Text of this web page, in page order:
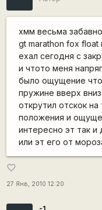
хмм весьма забавно
gt marathon fox float
ехал сегодня с
и чтото меня
было ощущение что
пружине вверх вниз
открутил отскок
положения и
интересно эт так
или эт его от
favorite_border
27 Янв, 2010 12:20